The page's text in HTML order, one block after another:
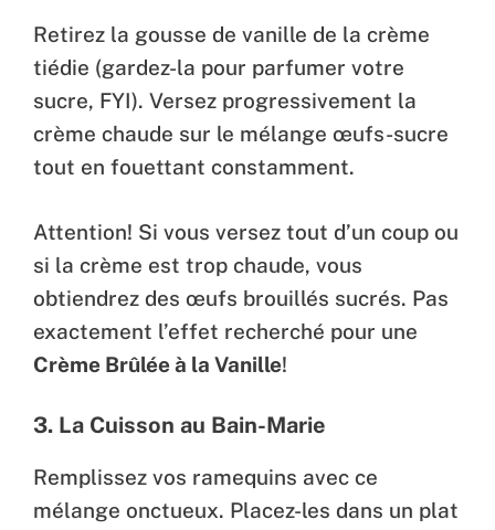
Retirez la gousse de vanille de la crème
tiédie (gardez-la pour parfumer votre
sucre, FYI). Versez progressivement la
crème chaude sur le mélange œufs-sucre
tout en fouettant constamment.
Attention! Si vous versez tout d’un coup ou
si la crème est trop chaude, vous
obtiendrez des œufs brouillés sucrés. Pas
exactement l’effet recherché pour une
Crème Brûlée à la Vanille!
3. La Cuisson au Bain-Marie
Remplissez vos ramequins avec ce
mélange onctueux. Placez-les dans un plat